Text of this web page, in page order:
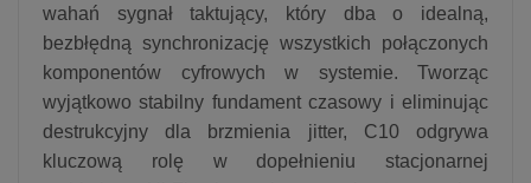
wahań sygnał taktujący, który dba o idealną,
bezbłędną synchronizację wszystkich połączonych
komponentów cyfrowych w systemie. Tworząc
wyjątkowo stabilny fundament czasowy i eliminując
destrukcyjny dla brzmienia jitter, C10 odgrywa
kluczową rolę w dopełnieniu stacjonarnej